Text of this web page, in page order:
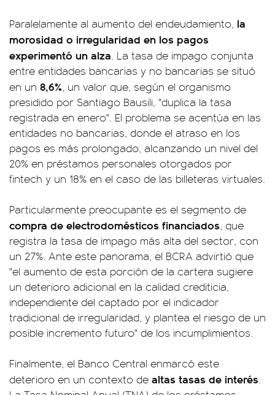
Paralelamente al aumento del endeudamiento, la
morosidad o irregularidad en los pagos
experimentó un alza. La tasa de impago conjunta
entre entidades bancarias y no bancarias se situó
en un 8,6%, un valor que, según el organismo
presidido por Santiago Bausili, "duplica la tasa
registrada en enero". El problema se acentúa en las
entidades no bancarias, donde el atraso en los
pagos es más prolongado, alcanzando un nivel del
20% en préstamos personales otorgados por
fintech y un 18% en el caso de las billeteras virtuales.
Particularmente preocupante es el segmento de
compra de electrodomésticos financiados, que
registra la tasa de impago más alta del sector, con
un 27%. Ante este panorama, el BCRA advirtió que
"el aumento de esta porción de la cartera sugiere
un deterioro adicional en la calidad crediticia,
independiente del captado por el indicador
tradicional de irregularidad, y plantea el riesgo de un
posible incremento futuro" de los incumplimientos.
Finalmente, el Banco Central enmarcó este
deterioro en un contexto de altas tasas de interés.